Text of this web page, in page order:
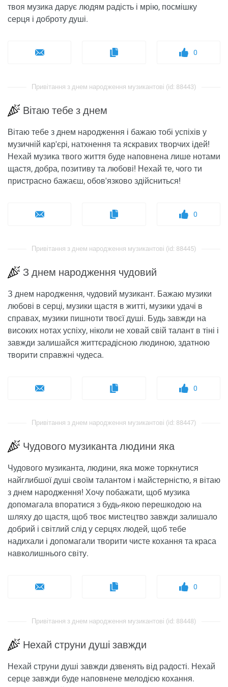
твоя музика дарує людям радість і мрію, посмішку
серця і доброту душі.
0
Привітання з днем ​​народження музикантові (id: 88443)
Вітаю тебе з днем
Вітаю тебе з днем ​​народження і бажаю тобі успіхів у
музичній кар'єрі, натхнення та яскравих творчих ідей!
Нехай музика твого життя буде наповнена лише нотами
щастя, добра, позитиву та любові! Нехай те, чого ти
пристрасно бажаєш, обов'язково здійсниться!
0
Привітання з днем ​​народження музикантові (id: 88445)
З днем ​​народження чудовий
З днем ​​народження, чудовий музикант. Бажаю музики
любові в серці, музики щастя в житті, музики удачі в
справах, музики пишноти твоєї душі. Будь завжди на
високих нотах успіху, ніколи не ховай свій талант в тіні і
завжди залишайся життєрадісною людиною, здатною
творити справжні чудеса.
0
Привітання з днем ​​народження музикантові (id: 88447)
Чудового музиканта людини яка
Чудового музиканта, людини, яка може торкнутися
найглибшої душі своїм талантом і майстерністю, я вітаю
з днем ​​народження! Хочу побажати, щоб музика
допомагала впоратися з будь-якою перешкодою на
шляху до щастя, щоб твоє мистецтво завжди залишало
добрий і світлий слід у серцях людей, щоб тебе
надихали і допомагали творити чисте кохання та краса
навколишнього світу.
0
Привітання з днем ​​народження музикантові (id: 88448)
Нехай струни душі завжди
Нехай струни душі завжди дзвенять від радості. Нехай
серце завжди буде наповнене мелодією кохання.